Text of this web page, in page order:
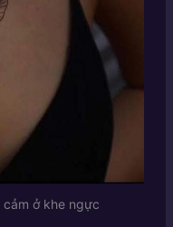
ở khe ngực